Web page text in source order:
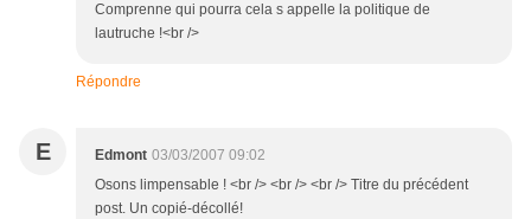
Comprenne qui pourra cela s appelle la politique de
lautruche !<br />
Répondre
E Edmont 03/03/2007 09:02
Osons limpensable ! <br /> <br /> <br /> Titre du précédent
post. Un copié-décollé!